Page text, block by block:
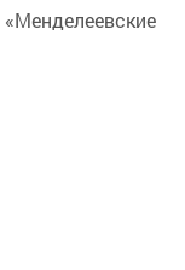
«Менделеевские